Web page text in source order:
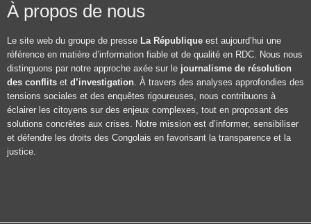
À propos de nous
Le site web du groupe de presse La République est aujourd’hui une
référence en matière d’information fiable et de qualité en RDC. Nous nous
distinguons par notre approche axée sur le journalisme de résolution
des conflits et d’investigation. À travers des analyses approfondies des
tensions sociales et des enquêtes rigoureuses, nous contribuons à
éclairer les citoyens sur des enjeux complexes, tout en proposant des
solutions concrètes aux crises. Notre mission est d’informer, sensibiliser
et défendre les droits des Congolais en favorisant la transparence et la
justice.